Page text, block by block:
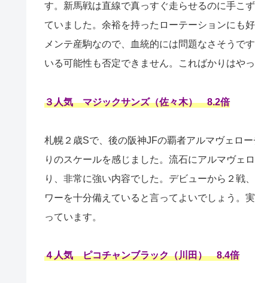
す。新馬戦は直線で真っすぐ走らせるのに手こ
ていました。余裕を持ったローテーションにも
メンテ産駒なので、血統的には問題なさそうで
いる可能性も否定できません。こればかりはや
３人気 マジックサンズ（佐々木） 8.2倍
札幌２歳Sで、後の阪神JFの覇者アルマヴェロ
りのスケールを感じました。流石にアルマヴェ
り、非常に強い内容でした。デビューから２戦
ワーを十分備えていると言ってよいでしょう。
っています。
４人気 ピコチャンブラック（川田） 8.4倍